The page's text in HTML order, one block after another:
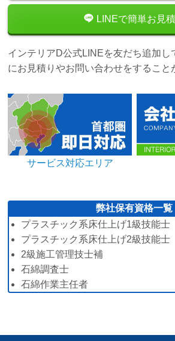
LINEで簡単お見
インテリアD公式LINEを友だち追加し
にお見積りやお問い合わせをすること
サービス対応エリア
弊社保有資格一覧
プラスチック系床仕上げ1級技能士
プラスチック系床仕上げ2級技能士
2級施工管理技士補
石綿調査士
石綿作業主任者